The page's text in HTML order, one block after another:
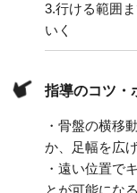
3.行ける範囲
いく
指導のコツ・
・骨盤の横移
か、足幅を広
・遠い位置で
とが可能になる